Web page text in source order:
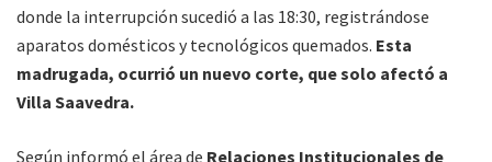
donde la interrupción sucedió a las 18:30, registrándose
aparatos domésticos y tecnológicos quemados. Esta
madrugada, ocurrió un nuevo corte, que solo afectó a
Villa Saavedra.
Según informó el área de Relaciones Institucionales de